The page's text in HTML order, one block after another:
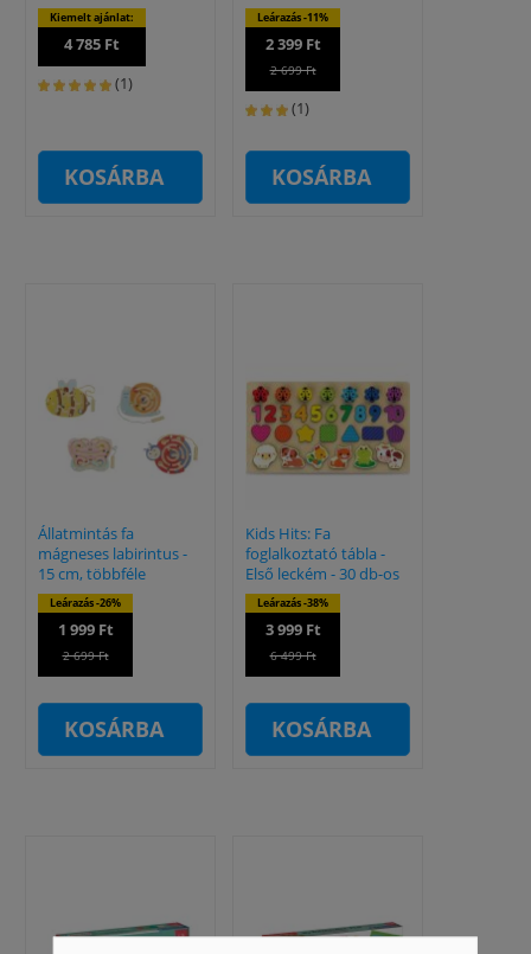
Kiemelt ajánlat:
4 785 Ft
(1)
KOSÁRBA
Leárazás -11%
2 399 Ft
2 699 Ft
(1)
KOSÁRBA
Állatmintás fa
mágneses labirintus -
15 cm, többféle
Leárazás -26%
1 999 Ft
2 699 Ft
KOSÁRBA
Kids Hits: Fa
foglalkoztató tábla -
Első leckém - 30 db-os
Leárazás -38%
3 999 Ft
6 499 Ft
KOSÁRBA